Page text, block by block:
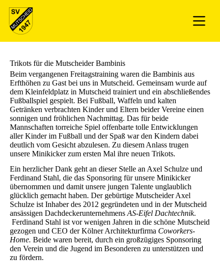
Trikots für die Mutscheider Bambinis
Beim vergangenen Freitagstraining waren die Bambinis aus
Erfthöhen zu Gast bei uns in Mutscheid. Gemeinsam wurde auf
dem Kleinfeldplatz in Mutscheid trainiert und ein abschließendes
Fußballspiel gespielt. Bei Fußball, Waffeln und kalten
Getränken verbrachten Kinder und Eltern beider Vereine einen
sonnigen und fröhlichen Nachmittag. Das für beide
Mannschaften torreiche Spiel offenbarte tolle Entwicklungen
aller Kinder im Fußball und der Spaß war den Kindern dabei
deutlich vom Gesicht abzulesen. Zu diesem Anlass trugen
unsere Minikicker zum ersten Mal ihre neuen Trikots.
Ein herzlicher Dank geht an dieser Stelle an Axel Schulze und
Ferdinand Stahl, die das Sponsoring für unsere Minikicker
übernommen und damit unsere jungen Talente unglaublich
glücklich gemacht haben. Der gebürtige Mutscheider Axel
Schulze ist Inhaber des 2012 gegründeten und in der Mutscheid
ansässigen Dachdeckerunternehmens AS-Eifel Dachtechnik.
Ferdinand Stahl ist vor wenigen Jahren in die schöne Mutscheid
gezogen und CEO der Kölner Architekturfirma Coworkers-
Home. Beide waren bereit, durch ein großzügiges Sponsoring
den Verein und die Jugend im Besonderen zu unterstützen und
zu fördern.